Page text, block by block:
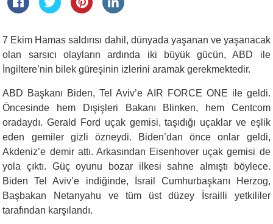
7 Ekim Hamas saldırısı dahil, dünyada yaşanan ve yaşanacak
olan sarsıcı olayların ardında iki büyük gücün, ABD ile
İngiltere’nin bilek güreşinin izlerini aramak gerekmektedir.
ABD Başkanı Biden, Tel Aviv’e AIR FORCE ONE ile geldi.
Öncesinde hem Dışişleri Bakanı Blinken, hem Centcom
oradaydı. Gerald Ford uçak gemisi, taşıdığı uçaklar ve eşlik
eden gemiler gizli özneydi. Biden’dan önce onlar geldi,
Akdeniz’e demir attı. Arkasından Eisenhover uçak gemisi de
yola çıktı. Güç oyunu bozar ilkesi sahne almıştı böylece.
Biden Tel Aviv’e indiğinde, İsrail Cumhurbaşkanı Herzog,
Başbakan Netanyahu ve tüm üst düzey İsrailli yetkililer
tarafından karşılandı.